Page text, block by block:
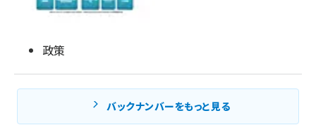
政策
バックナンバーをもっと見る